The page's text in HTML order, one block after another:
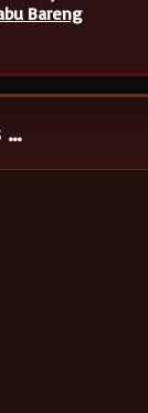
Bareng